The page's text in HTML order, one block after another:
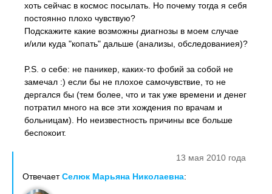
хоть сейчас в космос посылать. Но почему тогда я себя
постоянно плохо чувствую?
Подскажите какие возможны диагнозы в моем случае
и/или куда "копать" дальше (анализы, обследованиея)?
P.S. о себе: не паникер, каких-то фобий за собой не
замечал :) если бы не плохое самочувствие, то не
дергался бы (тем более, что и так уже времени и денег
потратил много на все эти хождения по врачам и
больницам). Но неизвестность причины все больше
беспокоит.
13 мая 2010 года
ОтвечаетСелюк Марьяна Николаевна: